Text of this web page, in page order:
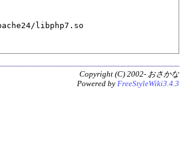
libphp7.so
Copyright (C) 2002- おさかな
Powered by FreeStyleWiki3.4.3